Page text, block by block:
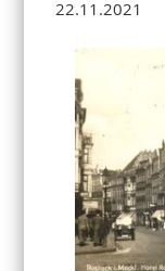
22.11.2021